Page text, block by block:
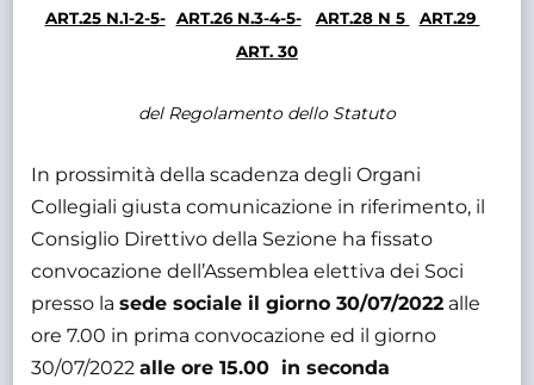
ART.25 N.1-2-5- ART.26 N.3-4-5- ART.28 N 5
ART.29
ART. 30
del Regolamento dello Statuto
In prossimità della scadenza degli Organi
Collegiali giusta comunicazione in riferimento, il
Consiglio Direttivo della Sezione ha fissato
convocazione dell’Assemblea elettiva dei Soci
presso lasede sociale il giorno 30/07/2022 alle
ore 7.00 in prima convocazione ed il giorno
30/07/2022alle ore 15.00 in seconda